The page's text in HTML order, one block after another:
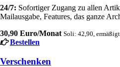
24/7: Sofortiger Zugang zu allen
Mailausgabe, Features, das ganze
30,90 Euro/Monat Soli: 42,90,
Bestellen
Verschenken